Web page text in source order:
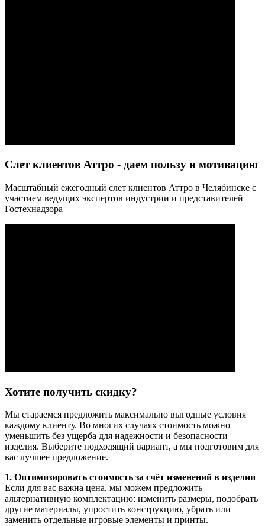
Слет клиентов Аттро - даем пользу и мотивацию
Масштабный ежегодный слет клиентов Аттро в Челябинске с
участием ведущих экспертов индустрии и представителей
Гостехнадзора
Хотите получить скидку?
Мы стараемся предложить максимально выгодные условия
каждому клиенту. Во многих случаях стоимость можно
уменьшить без ущерба для надежности и безопасности
изделия. Выберите подходящий вариант, а мы подготовим для
вас лучшее предложение.
1. Оптимизировать стоимость за счёт изменений в изделии
Если для вас важна цена, мы можем предложить
альтернативную комплектацию: изменить размеры, подобрать
другие материалы, упростить конструкцию, убрать или
заменить отдельные игровые элементы и принты.